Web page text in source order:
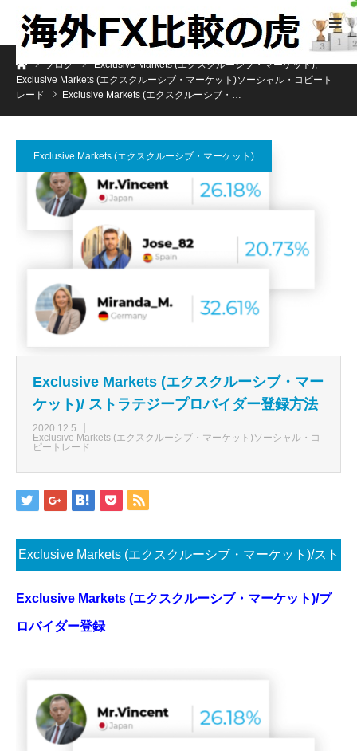
ホームブログ Exclusive Markets (エクスクルーシブ・マーケット),
Exclusive Markets (エクスクルーシブ・マーケット)ソーシャル・コピート
レード
Exclusive Markets (エクスクルーシブ・…
Exclusive Markets (エクスクルーシブ・マーケット)
Exclusive Markets (エクスクルーシブ・マー
ケット)/ ストラテジープロバイダー登録方法
2020.12.5
Exclusive Markets (エクスクルーシブ・マーケット)ソーシャル・コ
ピートレード
Exclusive Markets (エクスクルーシブ・マーケット)/スト
Exclusive Markets (エクスクルーシブ・マーケット)/プ
ロバイダー登録